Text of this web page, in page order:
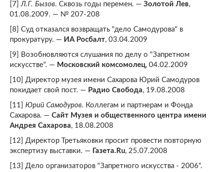
[7]Л.Г. Бызов. Сквозь годы перемен. — Золотой Лев,
01.08.2009. — № 207-208
[8] Суд отказался возвращать "дело Самодурова" в
прокуратуру. — ИА Росбалт, 03.04.2009
[9] Возобновляются слушания по делу о "Запретном
искусстве". — Московский комсомолец, 04.02.2009
[10] Директор музея имени Сахарова Юрий Самодуров
покидает свой пост. — Радио Свобода, 19.08.2008
[11] Юрий Самодуров. Коллегам и партнерам и Фонда
Сахарова. — Сайт Музея и общественного центра имени
Андрея Сахарова, 18.08.2008
[12] Директор Третьяковки просит провести повторную
экспертизу выставки. — Газета.Ru, 25.07.2008
[13] Дело организаторов "Запретного искусства - 2006".